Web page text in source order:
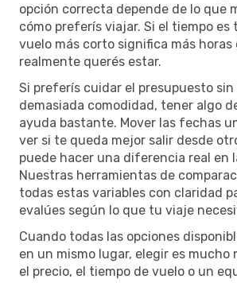
opción correcta depende de lo que
cómo preferís viajar. Si el tiempo es
vuelo más corto significa más horas
realmente querés estar.
Si preferís cuidar el presupuesto
demasiada comodidad, tener algo
ayuda bastante. Mover las fechas
ver si te queda mejor salir desde
puede hacer una diferencia real en
Nuestras herramientas de
todas estas variables con claridad
evalúes según lo que tu viaje
Cuando todas las opciones
en un mismo lugar, elegir es mucho
el precio, el tiempo de vuelo o un